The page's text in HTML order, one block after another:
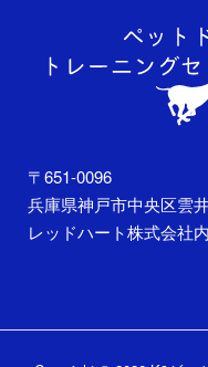
〒651-0096
兵庫県神戸市中央区雲
レッドハート株式会社内